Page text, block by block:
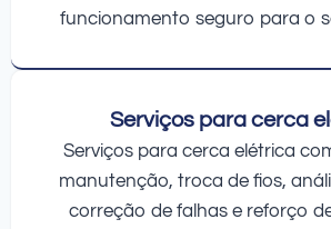
funcionamento seguro para o
Serviços para cerca
Serviços para cerca elétrica
manutenção, troca de fios,
correção de falhas e reforço